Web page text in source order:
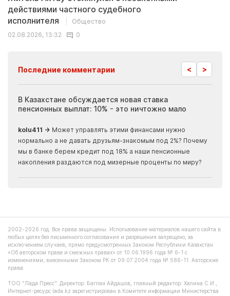
действиями частного судебного
исполнителя
Общество
02.08.2026, 13:32
0
Последние комментарии < >
В Казахстане обсуждается новая ставка
пенсионных выплат: 10% - это ничтожно мало
kolu411 → Может управлять этими финансами нужно
нормально а не давать друзьям-знакомым под 2%? Почему
мы в банке берем кредит под 18% а наши пенсионные
накопления раздаются под мизерные проценты по миру?
2002-2026 год. Все права защищены. Использование материалов нашего сайта в
любых целях без письменного согласования и разрешения запрещено, за
исключением случаев, прямо предусмотренных Законом Республики Казахстан
«Об авторском праве и смежных правах» от 10.06.1996 года № 6-1 с
изменениями, внесенными Законом РК от 09.07.2004 года № 586-11. Авторские
права.
ТОО "Лада Пресс". Директор: Баглан Айдашов, главный редактор: Хапина С.И.,
Интернет-ресурс lada.kz зарегистрирован в Комитете информации Министерства